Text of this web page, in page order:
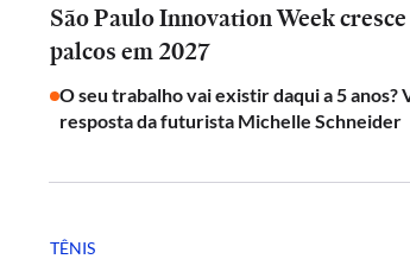
São Paulo Innovation Week
palcos em 2027
O seu trabalho vai existir daqui a 5 anos?
resposta da futurista Michelle Schneider
TÊNIS